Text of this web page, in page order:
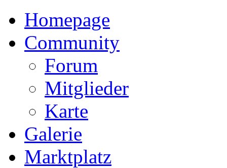
Homepage
Community
Forum
Mitglieder
Karte
Galerie
Marktplatz